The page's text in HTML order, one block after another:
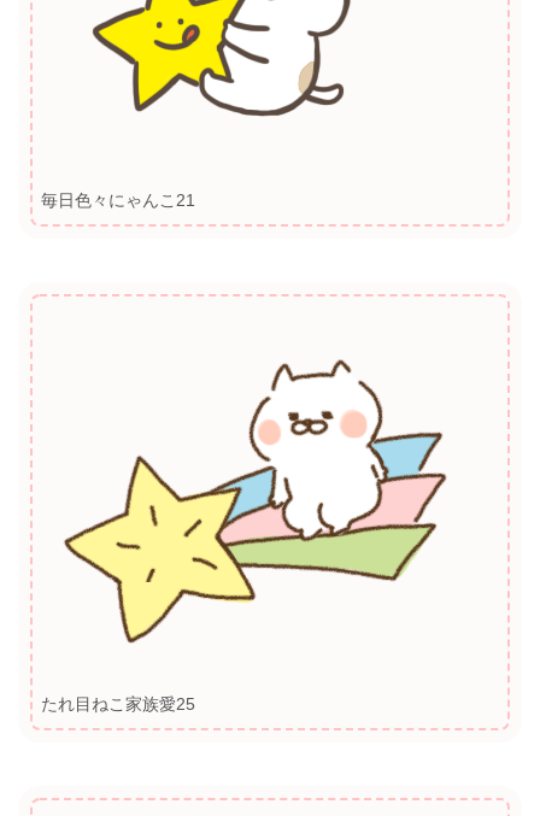
毎日色々にゃんこ21
たれ目ねこ家族愛25